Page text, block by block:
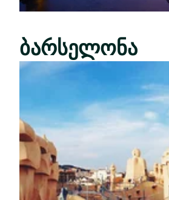
ბარსელონა